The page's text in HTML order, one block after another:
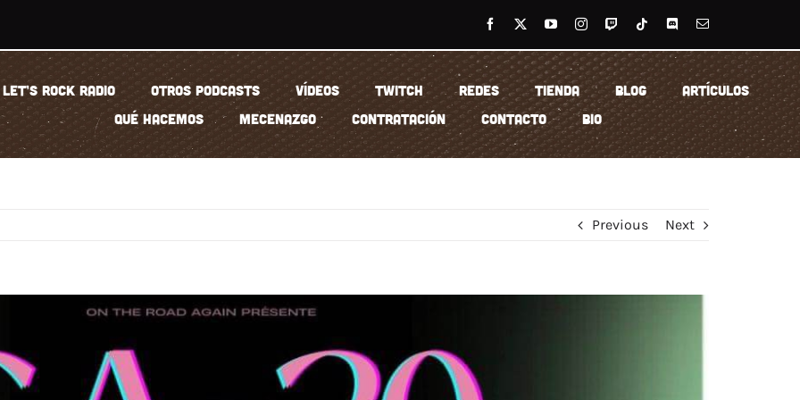
LET’S ROCK RADIO OTROS PODCASTS VÍDEOS TWITCH REDES TIENDA BLOG
ARTÍCULOS
QUÉ HACEMOS
MECENAZGO CONTRATACIÓN CONTACTO BIO
Previous Next